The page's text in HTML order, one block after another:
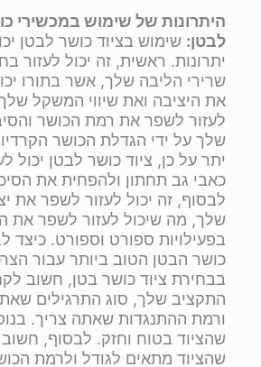
היתרונות של שימוש במכשירי
לבטן: שימוש בציוד כושר לבטן
יתרונות. ראשית, זה יכול לעזור
שרירי הליבה שלך, אשר בתורו
את היציבה ואת שיווי המשקל
לעזור לשפר את רמת הכושר
שלך על ידי הגדלת הכושר
יתר על כן, ציוד כושר לבטן יכול
כאבי גב תחתון ולהפחית את
לבסוף, זה יכול לעזור לשפר את
שלך, מה שיכול לעזור לשפר את
בפעילויות ספורט וספורט. כיצד
כושר הבטן הטוב ביותר עבור
בבחירת ציוד כושר בטן, חשוב
התקציב שלך, סוג התרגילים
ורמת ההתנגדות שאתה צריך.
שהציוד בטוח וחזק. לבסוף, חשוב
שהציוד מתאים לגודל ולרמת